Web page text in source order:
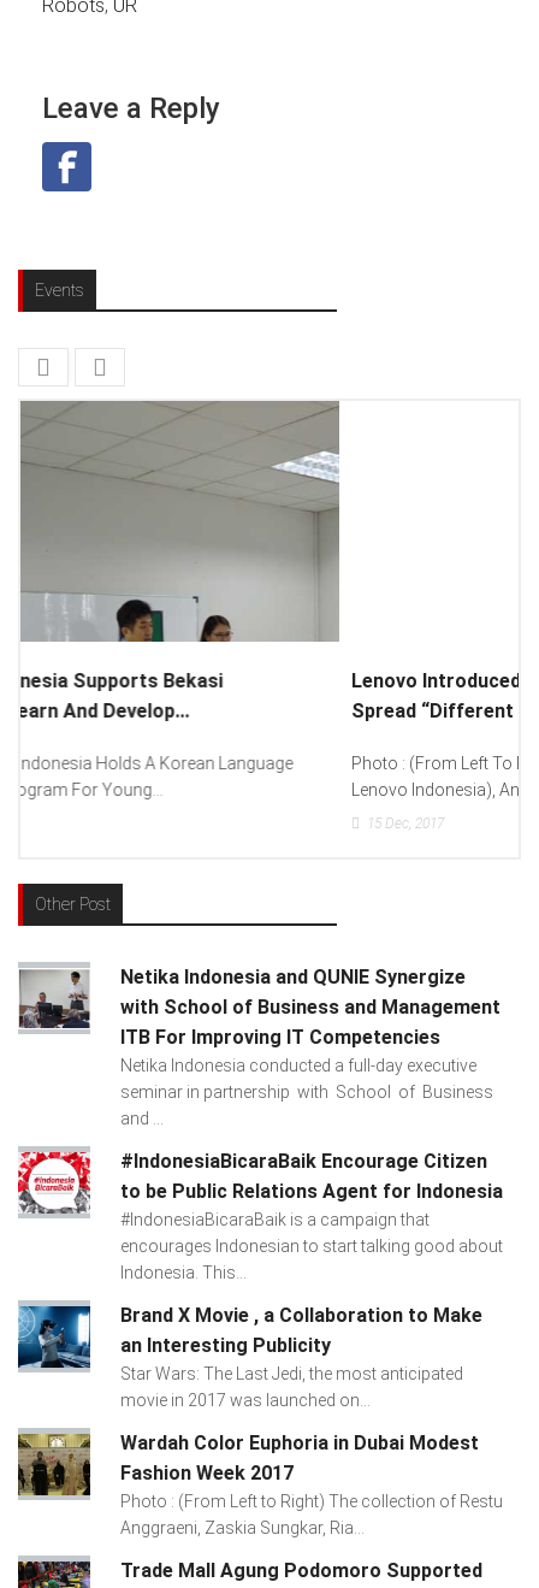
Robots, UR
Leave a Reply
Events
Lenovo Introduced New Brand Ambassador To
Spread “Different Is Better”...
Photo : (From Left To Right) Helmy Susanto (Consumer Lead
Lenovo Indonesia), Andien Aisyah...
Other Post
Netika Indonesia and QUNIE Synergize
with School of Business and Management
ITB For Improving IT Competencies
Netika Indonesia conducted a full-day executive
seminar in partnership with School of Business
and ...
#IndonesiaBicaraBaik Encourage Citizen
to be Public Relations Agent for Indonesia
#IndonesiaBicaraBaik is a campaign that
encourages Indonesian to start talking good about
Indonesia. This...
Brand X Movie , a Collaboration to Make
an Interesting Publicity
Star Wars: The Last Jedi, the most anticipated
movie in 2017 was launched on...
Wardah Color Euphoria in Dubai Modest
Fashion Week 2017
Photo : (From Left to Right) The collection of Restu
Anggraeni, Zaskia Sungkar, Ria...
Trade Mall Agung Podomoro Supported